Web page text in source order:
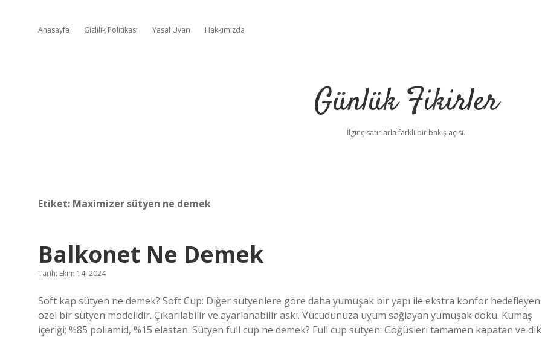
Anasayfa Gizlilik Politikası Yasal Uyarı Hakkımızda
Günlük Fikirler
İlginç satırlarla farklı bir bakış açısı.
Etiket: Maximizer sütyen ne demek
Balkonet Ne Demek
Tarih: Ekim 14, 2024
Soft kap sütyen ne demek? Soft Cup: Diğer sütyenlere göre daha yumuşak bir yapı ile ekstra konfor hedefleyen
özel bir sütyen modelidir. Çıkarılabilir ve ayarlanabilir askı. Vücudunuza uyum sağlayan yumuşak doku. Kumaş
içeriği; %85 poliamid, %15 elastan. Sütyen full cup ne demek? Full cup sütyen: Göğüsleri tamamen kapatan ve dik